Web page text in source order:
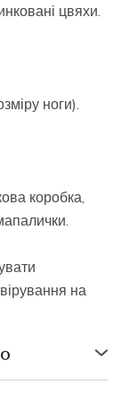
цвяхи.
ноги).
коробка,
на